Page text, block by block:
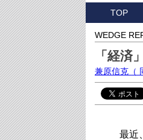
TOP
WEDGE
「経
兼原信克 （
最近